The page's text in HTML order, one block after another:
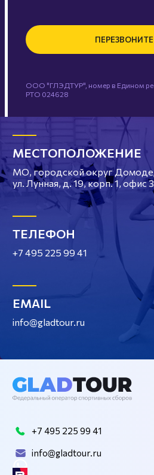
ООО "ГЛЭДТУР", номер в Едином
РТО 024628
МЕСТОПОЛОЖЕНИЕ
МО, городской округ
ул. Лунная, д. 19, корп. 1, офис 3
ТЕЛЕФОН
+7 495 225 99 41
EMAIL
info@gladtour.ru
+7 495 225 99 41
info@gladtour.ru